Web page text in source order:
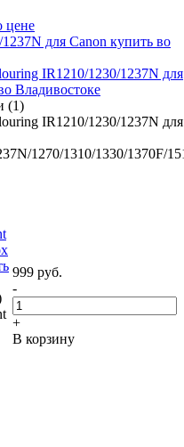
цене
для Canon купить во
IR1210/1230/1237N для
Владивостоке
(1)
IR1210/1230/1237N для
1270/1310/1330/1370F/
999 руб.
-
+
В корзину